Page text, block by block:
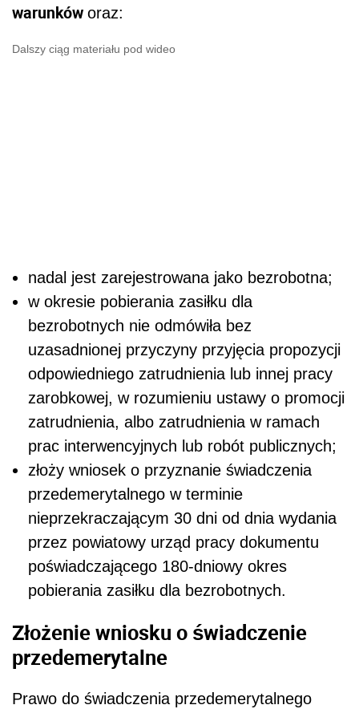
warunków oraz:
Dalszy ciąg materiału pod wideo
nadal jest zarejestrowana jako bezrobotna;
w okresie pobierania zasiłku dla
bezrobotnych nie odmówiła bez
uzasadnionej przyczyny przyjęcia propozycji
odpowiedniego zatrudnienia lub innej pracy
zarobkowej, w rozumieniu ustawy o promocji
zatrudnienia, albo zatrudnienia w ramach
prac interwencyjnych lub robót publicznych;
złoży wniosek o przyznanie świadczenia
przedemerytalnego w terminie
nieprzekraczającym 30 dni od dnia wydania
przez powiatowy urząd pracy dokumentu
poświadczającego 180-dniowy okres
pobierania zasiłku dla bezrobotnych.
Złożenie wniosku o świadczenie
przedemerytalne
Prawo do świadczenia przedemerytalnego